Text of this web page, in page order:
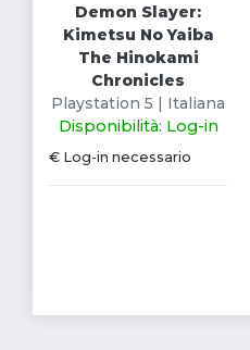
Demon Slayer:
Kimetsu No Yaiba
The Hinokami
Chronicles
Playstation 5 | Italiana
Disponibilità: Log-in
€ Log-in necessario